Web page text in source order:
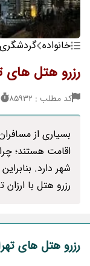
خانواده گردشگری
رزرو هتل های
کد مطلب : 85932
بسیاری از
اقامت هستند؛
شهر دارد.
رزرو هتل با
رزرو هتل های